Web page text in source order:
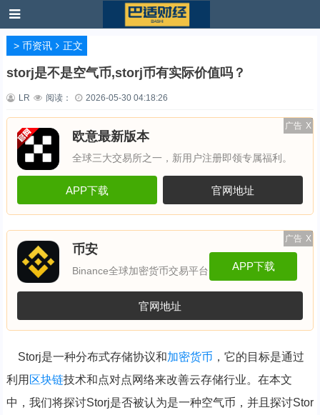
> 币资讯 正文
storj是不是空气币,storj币有实际价值吗？
LR 阅读： 2026-05-30 04:18:26
广告 X
欧意最新版本
全球三大交易所之一，新用户注册即领专属福利。
APP下载 官网地址
广告 X
币安
Binance全球加密货币交易平台 APP下载
官网地址
Storj是一种分布式存储协议和加密货币 ，它的目标是通过
利用 区块链技术和点对点网络来改善云存储行业。在本文
中，我们将探讨Storj是否被认为是一种空气币，并且探讨Stor